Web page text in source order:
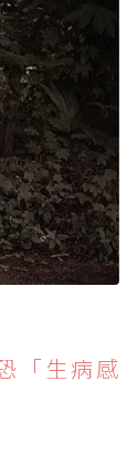
「生病感